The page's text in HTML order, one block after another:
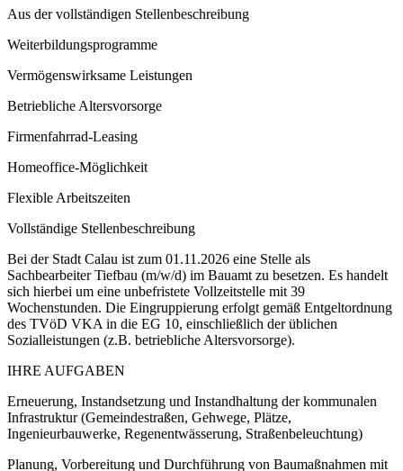
Aus der vollständigen Stellenbeschreibung
Weiterbildungsprogramme
Vermögenswirksame Leistungen
Betriebliche Altersvorsorge
Firmenfahrrad-Leasing
Homeoffice-Möglichkeit
Flexible Arbeitszeiten
Vollständige Stellenbeschreibung
Bei der Stadt Calau ist zum 01.11.2026 eine Stelle als
Sachbearbeiter Tiefbau (m/w/d) im Bauamt zu besetzen. Es handelt
sich hierbei um eine unbefristete Vollzeitstelle mit 39
Wochenstunden. Die Eingruppierung erfolgt gemäß Entgeltordnung
des TVöD VKA in die EG 10, einschließlich der üblichen
Sozialleistungen (z.B. betriebliche Altersvorsorge).
IHRE AUFGABEN
Erneuerung, Instandsetzung und Instandhaltung der kommunalen
Infrastruktur (Gemeindestraßen, Gehwege, Plätze,
Ingenieurbauwerke, Regenentwässerung, Straßenbeleuchtung)
Planung, Vorbereitung und Durchführung von Baumaßnahmen mit